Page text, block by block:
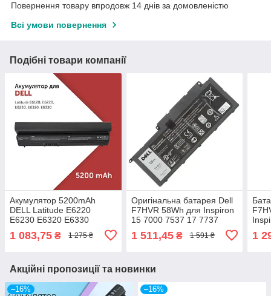
Повернення товару впродовж 14 днів за домовленістю
Всі умови повернення
Подібні товари компанії
Акумулятор 5200mAh
DELL Latitude E6220
E6230 E6320 E6330
JN0C3 HGKH0 HJ474
1 083,75 ₴ 1 275 ₴
Оригінальна батарея Dell
F7HVR 58Wh для Inspiron
15 7000 7537 17 7737
062VNH 0Y1FGD 62VNH
89JW7 9HRXJ 7XNP2
1 511,45₴ 1 591 ₴ 1
Акційні пропозиції та новинки
–16% –16%